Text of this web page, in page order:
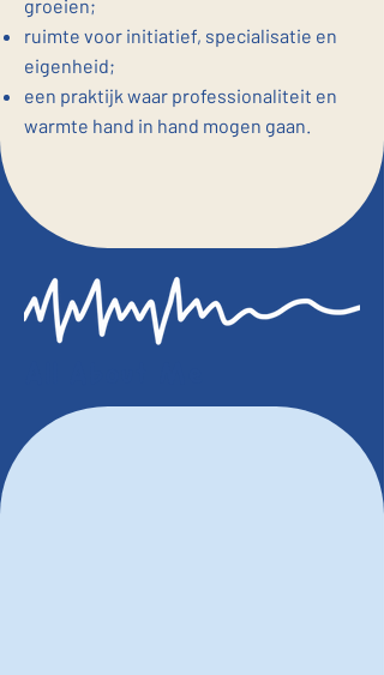
groeien;
ruimte voor initiatief, specialisatie en
eigenheid;
een praktijk waar professionaliteit en
warmte hand in hand mogen gaan.